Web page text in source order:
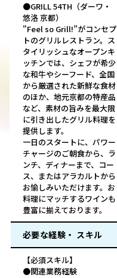
●GRILL 54TH（ダーワ・
悠洛 京都）
"Feel so Grill!”がコンセプ
トのグリルレストラン。ス
タイリッシュなオープンキ
ッチンでは、シェフが希少
な和牛やシーフード、全国
から厳選された新鮮な食材
のほか、地元京都の特産品
など、素材の旨みを最大限
に引き出したグリル料理を
提供します。
一日のスタートに、パワー
チャージのご朝食から、ラ
ンチ、ディナーまで、コー
ス、またはアラカルトから
お愉しみいただけます。お
料理にマッチするワインも
豊富に揃えております。
必要な経験・ スキル
【必須スキル】
●関連業務経験